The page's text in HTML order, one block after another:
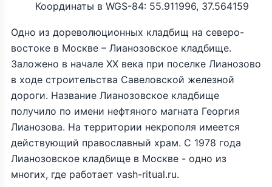
Координаты в WGS-84: 55.911996, 37.564159
Одно из дореволюционных кладбищ на северо-
востоке в Москве – Лианозовское кладбище.
Заложено в начале XX века при поселке Лианозово
в ходе строительства Савеловской железной
дороги. Название Лианозовское кладбище
получило по имени нефтяного магната Георгия
Лианозова. На территории некрополя имеется
действующий православный храм. С 1978 года
Лианозовское кладбище в Москве - одно из
многих, где работает vash-ritual.ru.